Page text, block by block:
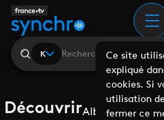
K
DécouvrirAlbumsPlaylists
Ce site
expliqué
cookies. Si
utilisation
fermer ce